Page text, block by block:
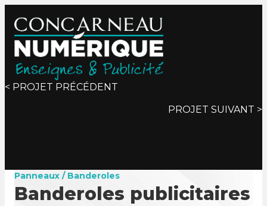
Posts
< PROJET PRÉCÉDENT
PROJET SUIVANT >
Panneaux / Banderoles
Banderoles publicitaires